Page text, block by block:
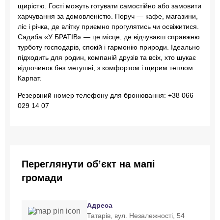
щирістю. Гості можуть готувати самостійно або замовити
харчування за домовленістю. Поруч — кафе, магазини,
ліс і річка, де влітку приємно прогулятись чи освіжитися.
Садиба «У БРАТІВ» — це місце, де відчуваєш справжню
турботу господарів, спокій і гармонію природи. Ідеально
підходить для родин, компаній друзів та всіх, хто шукає
відпочинок без метушні, з комфортом і щирим теплом
Карпат.
Резервний номер телефону для бронювання: +38 066
029 14 07
Переглянути об’єкт на мапі
громади
Адреса
Татарів, вул. Незалежності, 54